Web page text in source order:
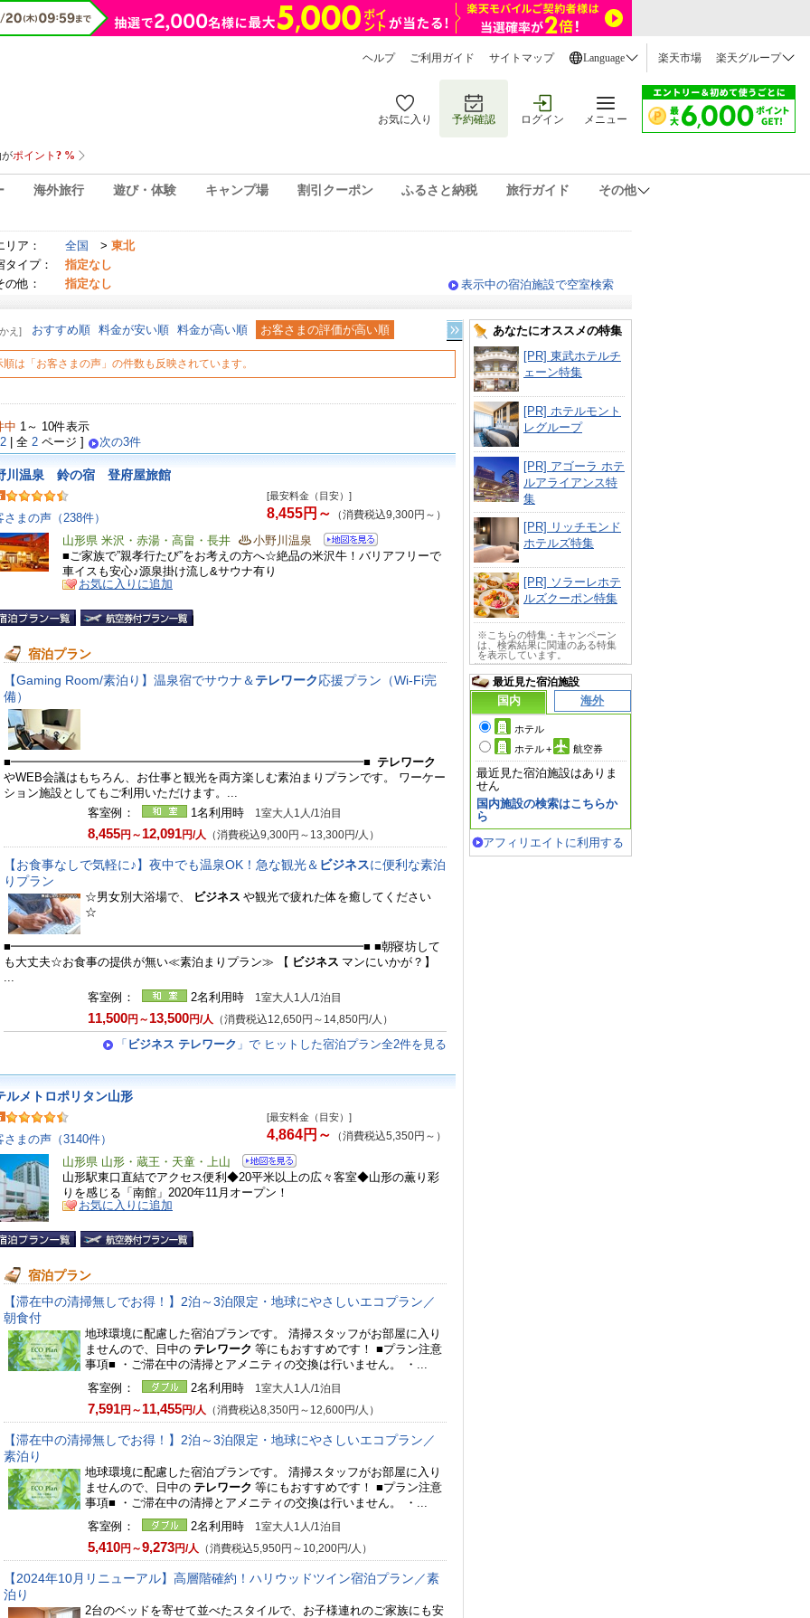
ヘルプ ご利用ガイド サイトマップ Language 楽天市場 楽天グループ
お気に入り 予約確認 ログイン メニュー
海外旅行 遊び・体験 キャンプ場 割引クーポン ふるさと納税 旅行ガイド その他
リア： 全国 > 東北
タイプ：
指定なし
の他：
指定なし 表示中の宿泊施設で空室検索
え] おすすめ順 料金が安い順 料金が高い順 お客さまの評価が高い順
順は「お客さまの声」の件数も反映されています。
中 1～ 10件表示
2 | 全 2 ページ ] 次の3件
川温泉 鈴の宿 登府屋旅館
さまの声（238件）
[最安料金（目安）]
8,455円～ （消費税込9,300円～）
山形県 米沢・赤湯・高畠・長井
小野川温泉
■ご家族で”親孝行たび”をお考えの方へ☆絶品の米沢牛！バリアフリーで
車イスも安心♪源泉掛け流し&サウナ有り
お気に入りに追加
宿泊プラン
【Gaming Room/素泊り】温泉宿でサウナ＆ テレワーク応援プラン（Wi-Fi完
備）
■━━━━━━━━━━━━━━━━━━━━━━━━━━━━━━■ テレワーク
やWEB会議はもちろん、お仕事と観光を両方楽しむ素泊まりプランです。 ワーケー
ション施設としてもご利用いただけます。...
客室例：
1名利用時 1室大人1人/1泊目
8,455円～ 12,091円/人 （消費税込9,300円～13,300円/人）
【お食事なしで気軽に♪】夜中でも温泉OK！急な観光＆ ビジネスに便利な素泊
りプラン
☆男女別大浴場で、 ビジネス や観光で疲れた体を癒してください
☆
■━━━━━━━━━━━━━━━━━━━━━━━━━━━━━━■ ■朝寝坊して
も大丈夫☆お食事の提供が無い≪素泊まりプラン≫ 【 ビジネス マンにいかが？】
...
客室例：
2名利用時 1室大人1人/1泊目
11,500円～ 13,500円/人 （消費税込12,650円～14,850円/人）
「 ビジネス テレワーク 」で ヒットした宿泊プラン全2件を見る
ルメトロポリタン山形
さまの声（3140件）
[最安料金（目安）]
4,864円～ （消費税込5,350円～）
山形県 山形・蔵王・天童・上山
山形駅東口直結でアクセス便利◆20平米以上の広々客室◆山形の薫り彩
りを感じる「南館」2020年11月オープン！
お気に入りに追加
宿泊プラン
【滞在中の清掃無しでお得！】2泊～3泊限定・地球にやさしいエコプラン／
朝食付
地球環境に配慮した宿泊プランです。 清掃スタッフがお部屋に入り
ませんので、日中の テレワーク 等にもおすすめです！ ■プラン注意
事項■ ・ご滞在中の清掃とアメニティの交換は行いません。 ・...
客室例：
2名利用時 1室大人1人/1泊目
7,591円～ 11,455円/人 （消費税込8,350円～12,600円/人）
【滞在中の清掃無しでお得！】2泊～3泊限定・地球にやさしいエコプラン／
素泊り
地球環境に配慮した宿泊プランです。 清掃スタッフがお部屋に入り
ませんので、日中の テレワーク 等にもおすすめです！ ■プラン注意
事項■ ・ご滞在中の清掃とアメニティの交換は行いません。 ・...
客室例：
2名利用時 1室大人1人/1泊目
5,410円～9,273円/人 （消費税込5,950円～10,200円/人）
【2024年10月リニューアル】高層階確約！ハリウッドツイン宿泊プラン／素
泊り
2台のベッドを寄せて並べたスタイルで、お子様連れのご家族にも安
あなたにオススメの特集
[PR] 東武ホテルチ
ェーン特集
[PR] ホテルモント
レグループ
[PR] アゴーラ ホテ
ルアライアンス特
集
[PR] リッチモンド
ホテルズ特集
[PR] ソラーレホテ
ルズクーポン特集
※こちらの特集・キャンペーン
は、検索結果に関連のある特集
を表示しています。
最近見た宿泊施設
国内
海外
ホテル
ホテル+ 航空券
最近見た宿泊施設はありま
せん
国内施設の検索はこちらか
ら
アフィリエイトに利用する